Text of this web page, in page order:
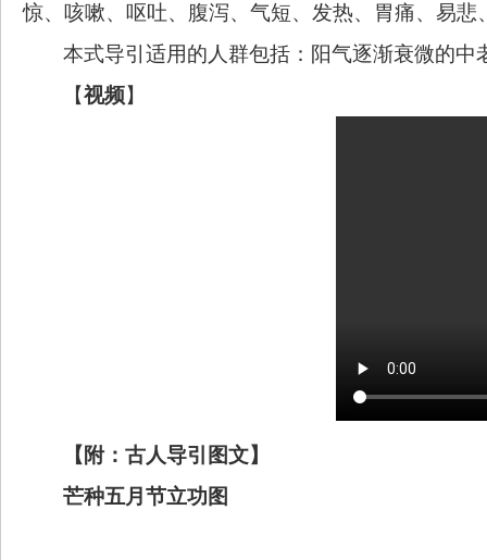
惊、咳嗽、呕吐、腹泻、气短、发热、胃痛、易悲
本式导引适用的人群包括：阳气逐渐衰微的
【视频】
【附：古人导引图文】
芒种五月节立功图